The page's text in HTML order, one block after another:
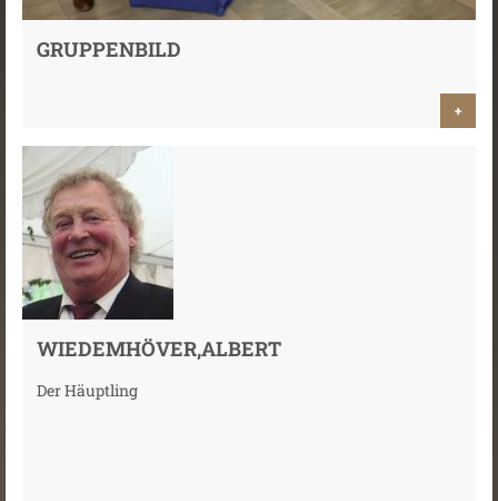
GRUPPENBILD
+
WIEDEMHÖVER,ALBERT
Der Häuptling